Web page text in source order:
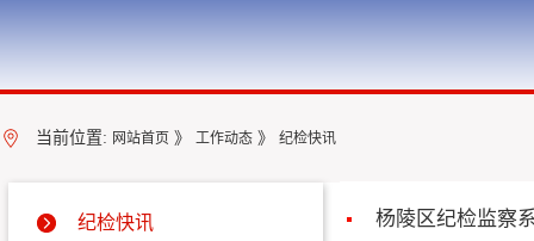
当前位置: 网站首页 》 工作动态 》 纪检快讯
纪检快讯
杨陵区纪检监察